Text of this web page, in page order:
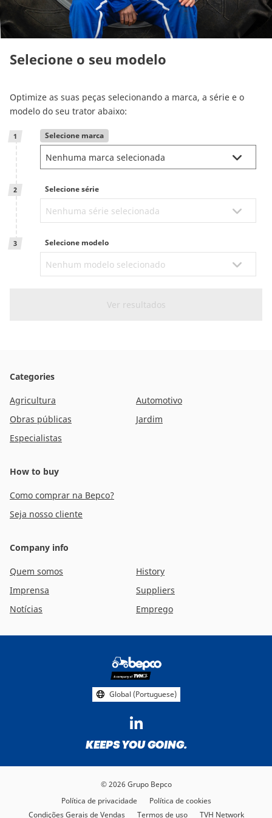
menu
Reman & Repair
CAM attachments
Global (Portuguese)
Selecione o seu modelo
Optimize as suas peças selecionando a marca, a série e o
modelo do seu trator abaixo:
1 Selecione marca
2 Selecione série
3 Selecione modelo
Categories
Agricultura
Automotivo
Obras públicas
Jardim
Especialistas
How to buy
Como comprar na Bepco?
Seja nosso cliente
Company info
Quem somos
History
Imprensa
Suppliers
Notícias
Emprego
Global (Portuguese)
KEEPS YOU GOING.
© 2026 Grupo Bepco
Política de privacidade
Política de cookies
Condições Gerais de Vendas
Termos de uso TVH Network